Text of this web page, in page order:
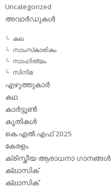
Uncategorized
അവാര്‍ഡുകള്‍
കല
സാംസ്‌കാരികം
സാഹിത്യം
സിനിമ
എഴുത്തുകാര്‍
കഥ
കാര്‍ട്ടൂണ്‍
കൃതികള്‍
കെ.എല്‍.എഫ് 2025
കേരളം
ക്രിസ്തീയ ആരാധനാ ഗാനങ്ങള്‍
ക്ലാസിക്‌
ക്ലാസിക്